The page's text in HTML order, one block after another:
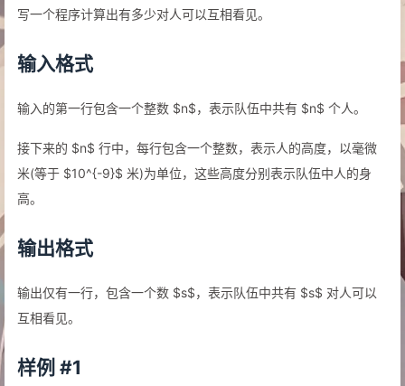
写一个程序计算出有多少对人可以互相看见。
输入格式
输入的第一行包含一个整数 $n$，表示队伍中共有 $n$ 个人。
接下来的 $n$ 行中，每行包含一个整数，表示人的高度，以毫微
米(等于 $10^{-9}$ 米)为单位，这些高度分别表示队伍中人的身
高。
输出格式
输出仅有一行，包含一个数 $s$，表示队伍中共有 $s$ 对人可以
互相看见。
样例 #1